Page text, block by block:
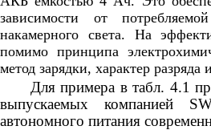
зависимости от
накамерного света. На
помимо принципа
метод зарядки, характер разряда
Для примера в табл. 4.1
выпускаемых компанией
автономного питания